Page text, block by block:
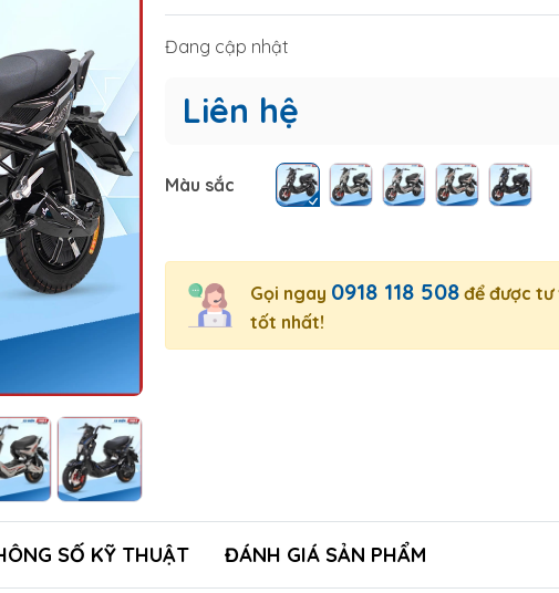
Đang cập nhật
Liên hệ
Màu sắc
Gọi ngay 0918 118 508để được tư
tốt nhất!
SỐ KỸ THUẬT ĐÁNH GIÁ SẢN PHẨM